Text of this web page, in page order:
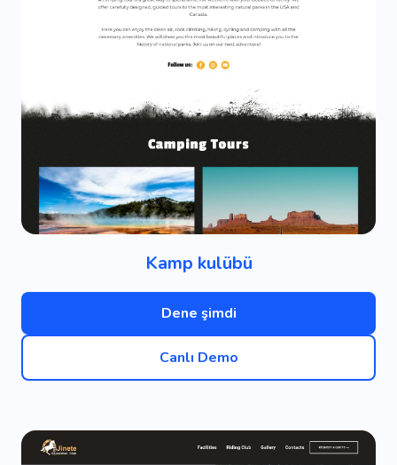
Kamp kulübü
Dene şimdi
Canlı Demo